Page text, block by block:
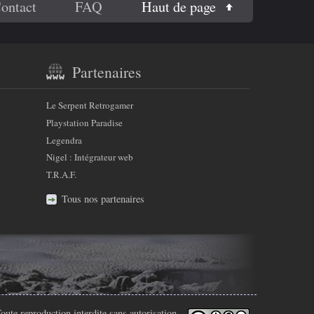
FAQ Haut de page
Partenaires
Le Serpent Retrogamer
Playstation Paradise
Legendra
Nigel : Intégrateur web
T.R.A.F.
Tous nos partenaires